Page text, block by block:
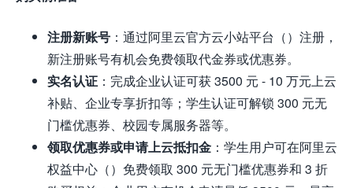
注册新账号 ：通过阿里云官方云小站平台（）注册，
新注册账号有机会免费领取代金券或优惠券。
实名认证 ：完成企业认证可获 3500 元 - 10 万元上云
补贴、企业专享折扣等；学生认证可解锁 300 元无
门槛优惠券、校园专属服务器等。
领取优惠券或申请上云抵扣金 ：学生用户可在阿里云
权益中心（）免费领取 300 元无门槛优惠券和 3 折